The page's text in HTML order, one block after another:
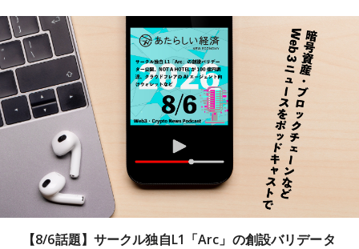
【8/6話題】サークル独自L1「Arc」の創設バリデータ